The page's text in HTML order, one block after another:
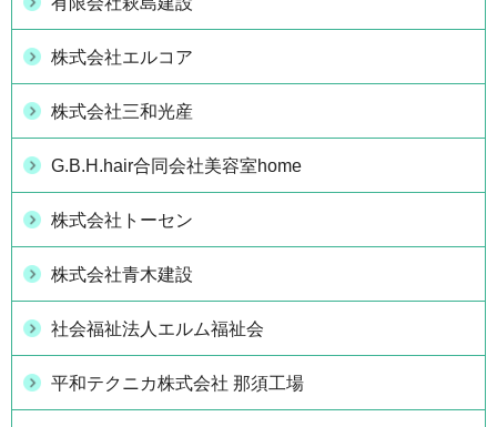
株式会社エルコア
株式会社三和光産
G.B.H.hair合同会社美容室home
株式会社トーセン
株式会社青木建設
社会福祉法人エルム福祉会
平和テクニカ株式会社 那須工場